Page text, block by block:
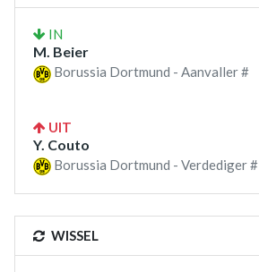
IN
M. Beier
Borussia Dortmund - Aanvaller #
UIT
Y. Couto
Borussia Dortmund - Verdediger #
WISSEL